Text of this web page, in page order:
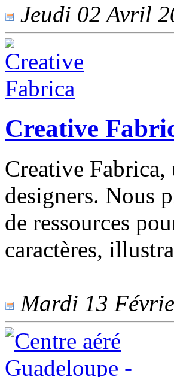
Jeudi 02 Avril
Creative
Creative Fabrica,
designers. Nous
de ressources
caractères,
Mardi 13